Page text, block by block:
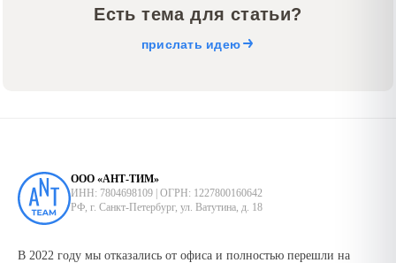
Есть тема для статьи?
прислать идею
ООО «АНТ-ТИМ»
ИНН: 7804698109 | ОГРН: 1227800160642
РФ, г. Санкт-Петербург, ул. Ватутина, д. 18
В 2022 году мы отказались от офиса и полностью перешли на